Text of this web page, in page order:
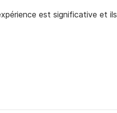
est significative et ils